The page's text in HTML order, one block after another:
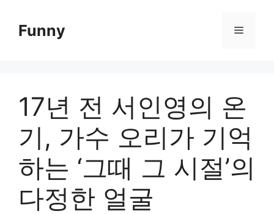
contentFunny Menu
17년 전 서인영의 온
기, 가수 오리가 기억
하는 ‘그때 그 시절’의
다정한 얼굴